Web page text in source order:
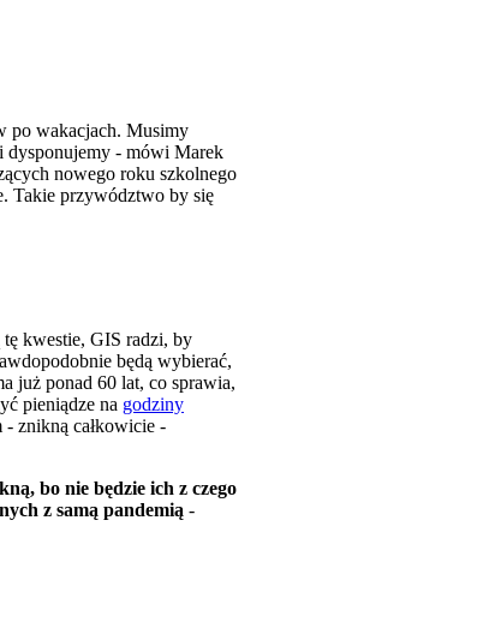
po wakacjach. Musimy
dysponujemy - mówi Marek
nowego roku szkolnego
Takie przywództwo by się
kwestie, GIS radzi, by
będą wybierać,
już ponad 60 lat, co sprawia,
pieniądze na godziny
- znikną całkowicie -
bo nie będzie ich z czego
z samą pandemią -